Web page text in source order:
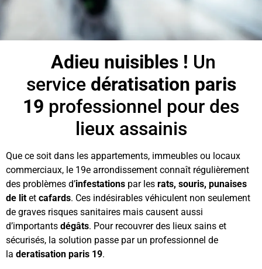
Adieu nuisibles ! Un
service dératisation paris
19 professionnel pour des
lieux assainis
Que ce soit dans les appartements, immeubles ou locaux
commerciaux, le 19e arrondissement connaît régulièrement
des problèmes d’infestations par les rats, souris, punaises
de lit et cafards. Ces indésirables véhiculent non seulement
de graves risques sanitaires mais causent aussi
d’importants dégâts. Pour recouvrer des lieux sains et
sécurisés, la solution passe par un professionnel de
la deratisation paris 19.